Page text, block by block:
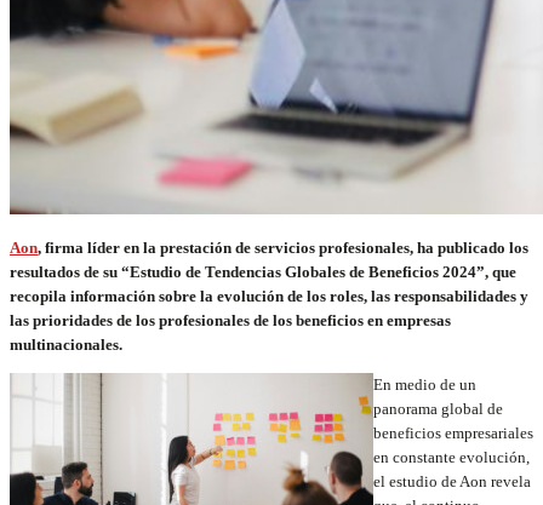
Aon, firma líder en la prestación de servicios profesionales, ha publicado los
resultados de su “Estudio de Tendencias Globales de Beneficios 2024”, que
recopila información sobre la evolución de los roles, las responsabilidades y
las prioridades de los profesionales de los beneficios en empresas
multinacionales.
En medio de un
panorama global de
beneficios empresariales
en constante evolución,
el estudio de Aon revela